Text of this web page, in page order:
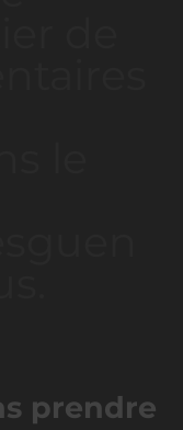
prendre